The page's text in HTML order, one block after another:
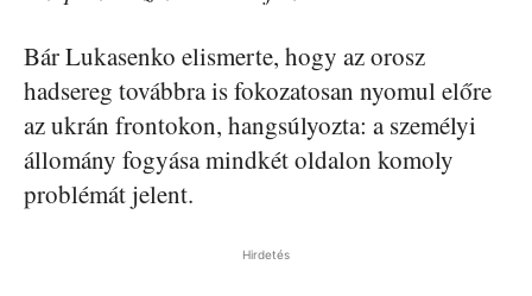
Bár Lukasenko elismerte, hogy az orosz
hadsereg továbbra is fokozatosan nyomul előre
az ukrán frontokon, hangsúlyozta: a személyi
állomány fogyása mindkét oldalon komoly
problémát jelent.
Hirdetés